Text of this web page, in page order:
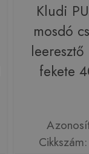
Kludi
mosdó
fekete